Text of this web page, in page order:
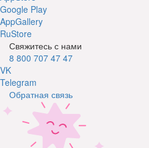
Google Play
AppGallery
RuStore
Свяжитесь с нами
8 800 707 47 47
VK
Telegram
Обратная связь